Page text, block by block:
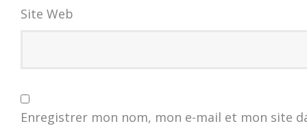
Site Web
Enregistrer mon nom, mon e-mail et mon site